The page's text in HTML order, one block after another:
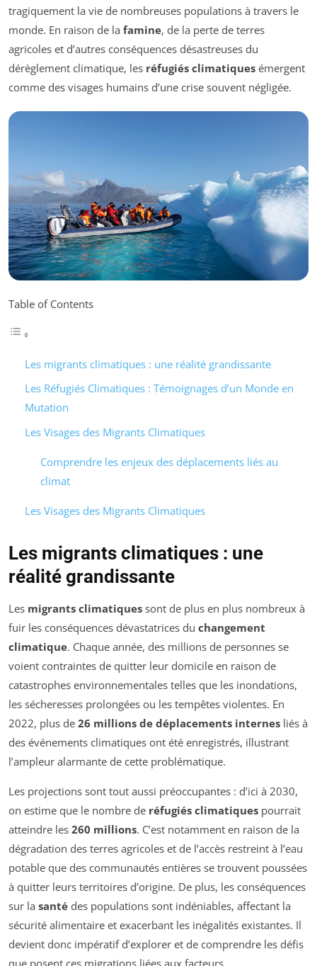
tragiquement la vie de nombreuses populations à travers le
monde. En raison de la famine, de la perte de terres
agricoles et d’autres conséquences désastreuses du
dérèglement climatique, les réfugiés climatiques émergent
comme des visages humains d’une crise souvent négligée.
Table of Contents
Les migrants climatiques : une réalité grandissante
Les Réfugiés Climatiques : Témoignages d’un Monde en
Mutation
Les Visages des Migrants Climatiques
Comprendre les enjeux des déplacements liés au
climat
Les Visages des Migrants Climatiques
Les migrants climatiques : une
réalité grandissante
Les migrants climatiques sont de plus en plus nombreux à
fuir les conséquences dévastatrices du changement
climatique. Chaque année, des millions de personnes se
voient contraintes de quitter leur domicile en raison de
catastrophes environnementales telles que les inondations,
les sécheresses prolongées ou les tempêtes violentes. En
2022, plus de 26 millions de déplacements internes liés à
des événements climatiques ont été enregistrés, illustrant
l’ampleur alarmante de cette problématique.
Les projections sont tout aussi préoccupantes : d’ici à 2030,
on estime que le nombre de réfugiés climatiques pourrait
atteindre les 260 millions. C’est notamment en raison de la
dégradation des terres agricoles et de l’accès restreint à l’eau
potable que des communautés entières se trouvent poussées
à quitter leurs territoires d’origine. De plus, les conséquences
sur la santé des populations sont indéniables, affectant la
sécurité alimentaire et exacerbant les inégalités existantes. Il
devient donc impératif d’explorer et de comprendre les défis
que posent ces migrations liées aux facteurs